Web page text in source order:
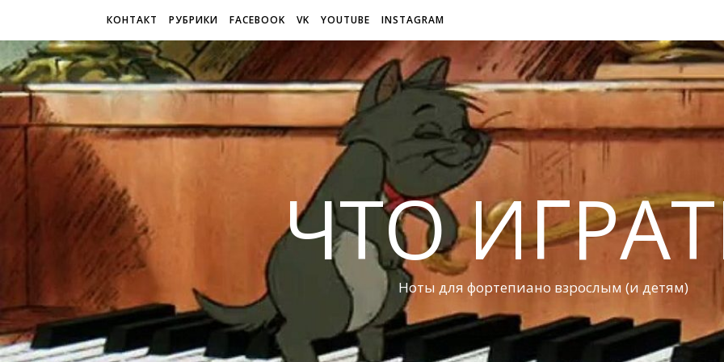
КОНТАКТ РУБРИКИ FACEBOOK VK YOUTUBE INSTAGRAM
ЧТО
Ноты для фортепиано взрослым (и детям)